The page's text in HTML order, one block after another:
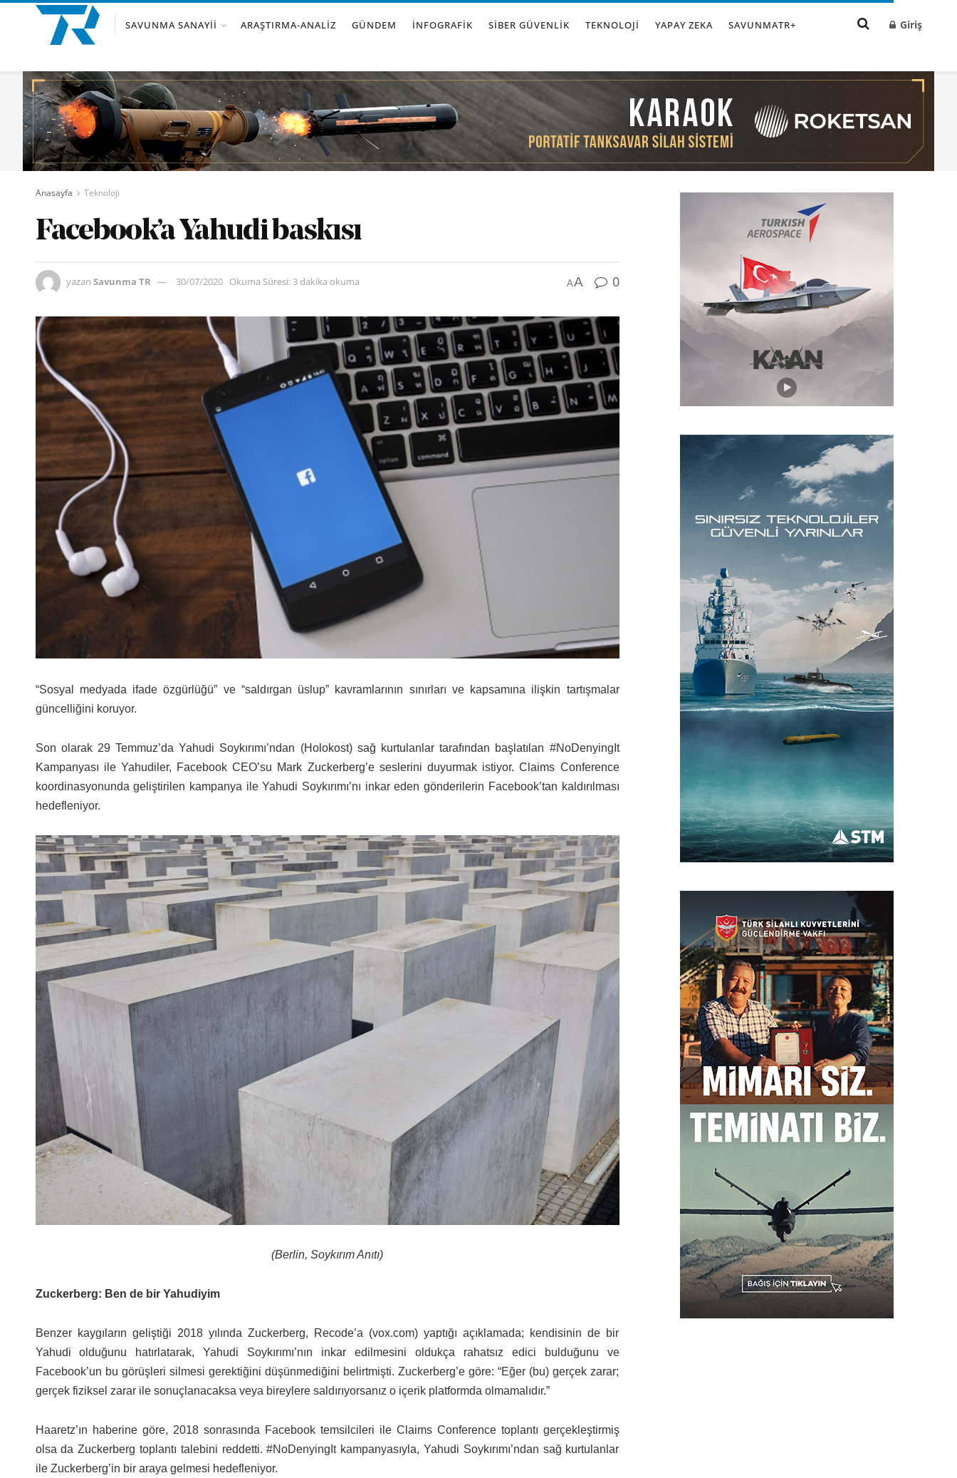
SAVUNMA SANAYII ARAŞTIRMA-ANALIZ GÜNDEM İNFOGRAFIK SIBER GÜVENLIK TEKNOLOJI YAPAY ZEKA SAVUNMATR+ Giriş
Anasayfa Teknoloji
Facebook’a Yahudi baskısı
yazan Savunma TR 30/07/2020 Okuma Süresi: 3 dakika okuma AA 0
“Sosyal medyada ifade özgürlüğü” ve “saldırgan üslup” kavramlarının sınırları ve kapsamına ilişkin tartışmalar
güncelliğini koruyor.
Son olarak 29 Temmuz’da Yahudi Soykırımı’ndan (Holokost) sağ kurtulanlar tarafından başlatılan #NoDenyingIt
Kampanyası ile Yahudiler, Facebook CEO’su Mark Zuckerberg’e seslerini duyurmak istiyor. Claims Conference
koordinasyonunda geliştirilen kampanya ile Yahudi Soykırımı’nı inkar eden gönderilerin Facebook’tan kaldırılması
hedefleniyor.
(Berlin, Soykırım Anıtı)
Zuckerberg: Ben de bir Yahudiyim
Benzer kaygıların geliştiği 2018 yılında Zuckerberg, Recode’a (vox.com) yaptığı açıklamada; kendisinin de bir
Yahudi olduğunu hatırlatarak, Yahudi Soykırımı’nın inkar edilmesini oldukça rahatsız edici bulduğunu ve
Facebook’un bu görüşleri silmesi gerektiğini düşünmediğini belirtmişti. Zuckerberg’e göre: “Eğer (bu) gerçek zarar;
gerçek fiziksel zarar ile sonuçlanacaksa veya bireylere saldırıyorsanız o içerik platformda olmamalıdır.”
Haaretz’ın haberine göre, 2018 sonrasında Facebook temsilcileri ile Claims Conference toplantı gerçekleştirmiş
olsa da Zuckerberg toplantı talebini reddetti. #NoDenyingIt kampanyasıyla, Yahudi Soykırımı’ndan sağ kurtulanlar
ile Zuckerberg’in bir araya gelmesi hedefleniyor.